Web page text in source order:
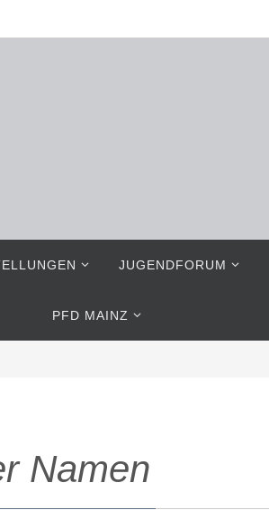
JUGENDFORUM
PFD MAINZ
Namen